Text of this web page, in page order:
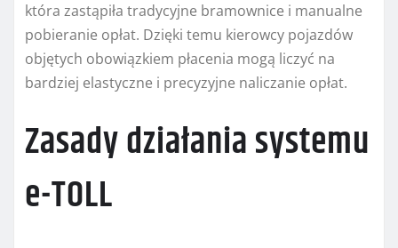
która zastąpiła tradycyjne bramownice i manualne
pobieranie opłat. Dzięki temu kierowcy pojazdów
objętych obowiązkiem płacenia mogą liczyć na
bardziej elastyczne i precyzyjne naliczanie opłat.
Zasady działania systemu
e-TOLL